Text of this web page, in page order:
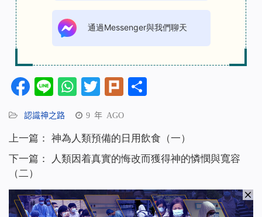
通過Messenger與我們聊天
Facebook
LineWhatsApp
Twitter
Plurk
認識神之路 9 年 AGO
上一篇： 神為人類預備的日用飲食（一）
下一篇：
人類因着真實的悔改而獲得神的憐憫與寬容
（二）